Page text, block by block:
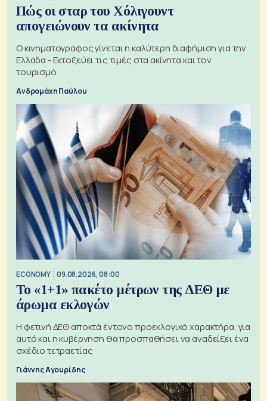
Πώς οι σταρ του Χόλιγουντ
απογειώνουν τα ακίνητα
Ο κινηματογράφος γίνεται η καλύτερη διαφήμιση για την
Ελλάδα - Εκτοξεύει τις τιμές στα ακίνητα και τον
τουρισμό
Ανδρομάχη Παύλου
ECONOMY 09.08.2026, 08:00
Το «1+1» πακέτο μέτρων της ΔΕΘ με
άρωμα εκλογών
Η φετινή ΔΕΘ αποκτά έντονο προεκλογικό χαρακτήρα, για
αυτό και η κυβέρνηση θα προσπαθήσει να αναδείξει ένα
σχέδιο τετραετίας
Γιάννης Αγουρίδης